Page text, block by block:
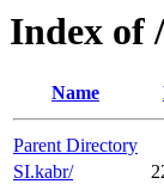
Index of
Name
Parent Directory
SI.kabr/